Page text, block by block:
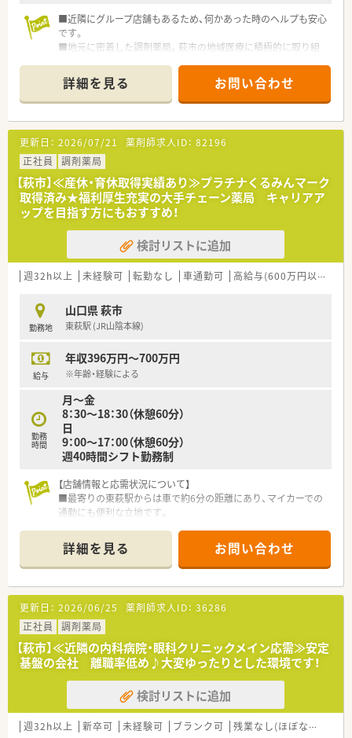
■近隣にグループ店舗もあるため、何かあった時のヘルプも安心
です。
■地元に密着した調剤薬局。萩市の地域医療に積極的に取り組
■社宅・住宅手当の補助も完備。遠方から転居の方は転居費用も
薬局負担で安心です。
詳細を見る お問い合わせ
更新日： 2026/07/21 薬剤師求人ID： 82196
正社員
調剤薬局
【萩市】≪産休・育休取得実績あり≫プラチナくるみんマーク
取得済み★福利厚生充実の大手チェーン薬局 キャリアア
ップを目指す方にもおすすめ！
検討リストに追加
週32h以上 未経験可 転勤なし 車通勤可 高給与(600万円以上)
勤務地
山口県 萩市
東萩駅 (JR山陰本線)
給与
年収396万円～700万円
※年齢・経験による
勤務
時間
月～金
8：30～18：30（休憩60分）
日
9：00～17：00（休憩60分）
週40時間シフト勤務制
【店舗情報と応需状況について】
■最寄りの東萩駅からは車で約6分の距離にあり、マイカーでの
通勤にも便利な立地です。
を1日平均130枚応需します。
■常勤薬剤師3名と複数の事務員が在籍しており、チームで協力
し合える安心の体制が整っています。
【募集背景と求める人物像について】
■今回は体制強化のための定期採用となり、安定した環境で長く
キャリアを築きたい方を募集します。
■大手ならではの充実した教育制度を活用し、継続的に学び、成
長したいという意欲のある方。
■チームワークを大切にし、地域医療に貢献したいという想いを
持って業務に取り組める方を歓迎します。
【法人特徴について】
■全国43都道府県に店舗を展開する、業界をリードする大手調
詳細を見る お問い合わせ
更新日： 2026/06/25 薬剤師求人ID： 36286
正社員
調剤薬局
【萩市】≪近隣の内科病院・眼科クリニックメイン応需≫安定
基盤の会社 離職率低め♪大変ゆったりとした環境です！
検討リストに追加
週32h以上 新卒可 未経験可 ブランク可 残業なし(ほぼなし含む)